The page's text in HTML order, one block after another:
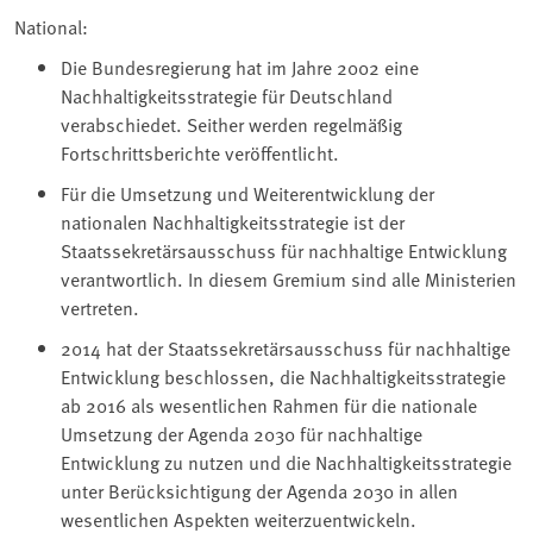
National:
Die Bundesregierung hat im Jahre 2002 eine
Nachhaltigkeitsstrategie für Deutschland
verabschiedet. Seither werden regelmäßig
Fortschrittsberichte veröffentlicht.
Für die Umsetzung und Weiterentwicklung der
nationalen Nachhaltigkeitsstrategie ist der
Staatssekretärsausschuss für nachhaltige Entwicklung
verantwortlich. In diesem Gremium sind alle Ministerien
vertreten.
2014 hat der Staatssekretärsausschuss für nachhaltige
Entwicklung beschlossen, die Nachhaltigkeitsstrategie
ab 2016 als wesentlichen Rahmen für die nationale
Umsetzung der Agenda 2030 für nachhaltige
Entwicklung zu nutzen und die Nachhaltigkeitsstrategie
unter Berücksichtigung der Agenda 2030 in allen
wesentlichen Aspekten weiterzuentwickeln.